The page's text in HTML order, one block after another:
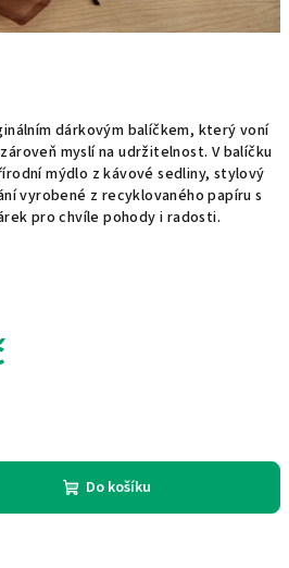
dárkovým balíčkem, který voní
myslí na udržitelnost. V balíčku
mýdlo z kávové sedliny, stylový
vyrobené z recyklovaného papíru s
pro chvíle pohody i radosti.
Do košíku